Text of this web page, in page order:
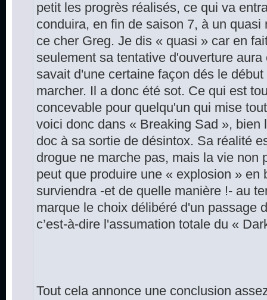
petit les progrès réalisés, ce qui va
conduira, en fin de saison 7, à un
ce cher Greg. Je dis « quasi » car en
seulement sa tentative d'ouverture
savait d'une certaine façon dés le
marcher. Il a donc été sot. Ce qui est
concevable pour quelqu'un qui mise
voici donc dans « Breaking Sad », bien
doc à sa sortie de désintox. Sa réalité
drogue ne marche pas, mais la vie non
peut que produire une « explosion » en
surviendra -et de quelle manière !- au
marque le choix délibéré d'un passage
c’est-à-dire l'assumation totale du «
Tout cela annonce une conclusion